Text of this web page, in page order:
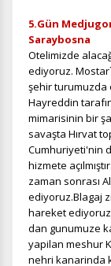
ÇEREZ
Çerez
Daha fazla
gizlilik
Zorunlu
Oturum
5.Gün
Saraybosna
Otelimizde
ediyoruz.
şehir turumuzda
Hayreddin
mimarisinin bir
savaşta Hırvat
Cumhuriyeti'nin
hizmete
zaman sonrası
ediyoruz.Blagaj
hareket
dan gunumuze
yapilan meshur
nehri kanarinda